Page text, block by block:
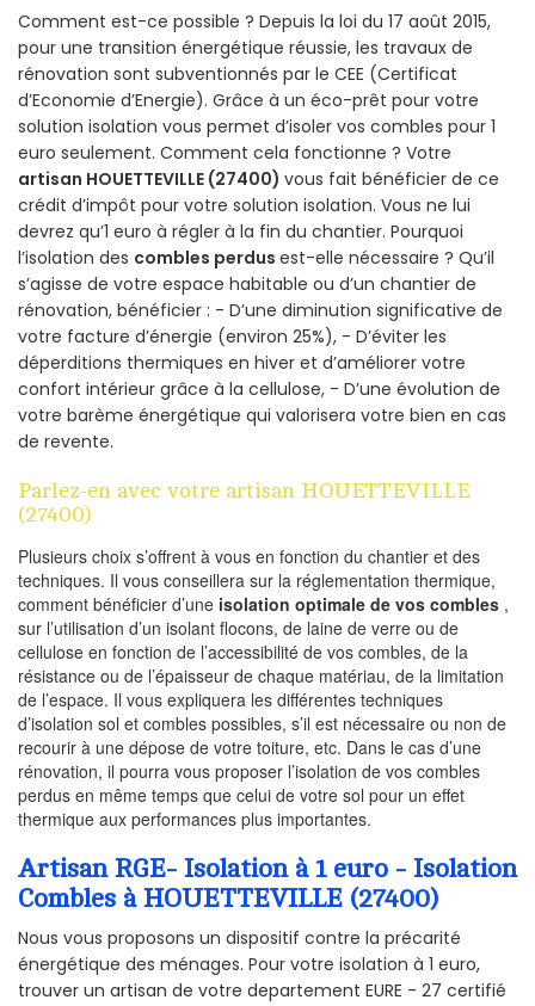
Comment est-ce possible ? Depuis la loi du 17 août 2015,
pour une transition énergétique réussie, les travaux de
rénovation sont subventionnés par le CEE (Certificat
d’Economie d’Energie). Grâce à un éco-prêt pour votre
solution isolation vous permet d’isoler vos combles pour 1
euro seulement. Comment cela fonctionne ? Votre
artisan HOUETTEVILLE (27400) vous fait bénéficier de ce
crédit d’impôt pour votre solution isolation. Vous ne lui
devrez qu’1 euro à régler à la fin du chantier. Pourquoi
l’isolation des combles perdus est-elle nécessaire ? Qu’il
s’agisse de votre espace habitable ou d’un chantier de
rénovation, bénéficier : - D’une diminution significative de
votre facture d’énergie (environ 25%), - D’éviter les
déperditions thermiques en hiver et d’améliorer votre
confort intérieur grâce à la cellulose, - D’une évolution de
votre barème énergétique qui valorisera votre bien en cas
de revente.
Parlez-en avec votre artisan HOUETTEVILLE
(27400)
Plusieurs choix s’offrent à vous en fonction du chantier et des
techniques. Il vous conseillera sur la réglementation thermique,
comment bénéficier d’une isolation optimale de vos combles ,
sur l’utilisation d’un isolant flocons, de laine de verre ou de
cellulose en fonction de l’accessibilité de vos combles, de la
résistance ou de l’épaisseur de chaque matériau, de la limitation
de l’espace. Il vous expliquera les différentes techniques
d’isolation sol et combles possibles, s’il est nécessaire ou non de
recourir à une dépose de votre toiture, etc. Dans le cas d’une
rénovation, il pourra vous proposer l’isolation de vos combles
perdus en même temps que celui de votre sol pour un effet
thermique aux performances plus importantes.
Artisan RGE- Isolation à 1 euro - Isolation
Combles à HOUETTEVILLE (27400)
Nous vous proposons un dispositif contre la précarité
énergétique des ménages. Pour votre isolation à 1 euro,
trouver un artisan de votre departement EURE - 27 certifié